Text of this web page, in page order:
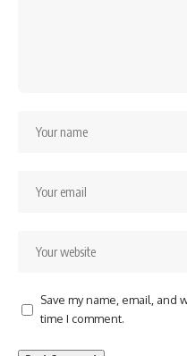
Save my name, email, and
time I comment.